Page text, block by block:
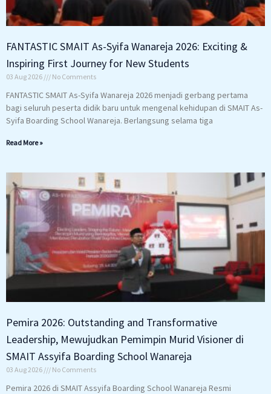
FANTASTIC SMAIT As-Syifa Wanareja 2026: Exciting &
Inspiring First Journey for New Students
03 Aug 2026 No Comments
FANTASTIC SMAIT As-Syifa Wanareja 2026 menjadi gerbang pertama
bagi seluruh peserta didik baru untuk mengenal kehidupan di SMAIT As-
Syifa Boarding School Wanareja. Berlangsung selama tiga
Read More »
Pemira 2026: Outstanding and Transformative
Leadership, Mewujudkan Pemimpin Murid Visioner di
SMAIT Assyifa Boarding School Wanareja
03 Aug 2026 No Comments
Pemira 2026 di SMAIT Assyifa Boarding School Wanareja Resmi